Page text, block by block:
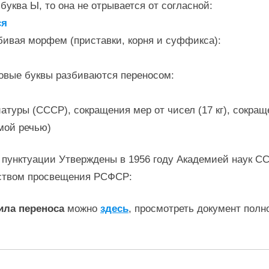
Ы, то она не отрывается от согласной:
морфем (приставки, корня и суффикса):
буквы разбиваются переносом:
(СССР), сокращения мер от чисел (17 кг),
речью)
Утверждены в 1956 году Академией наук
просвещения РСФСР:
переносаможно здесь, просмотреть документ